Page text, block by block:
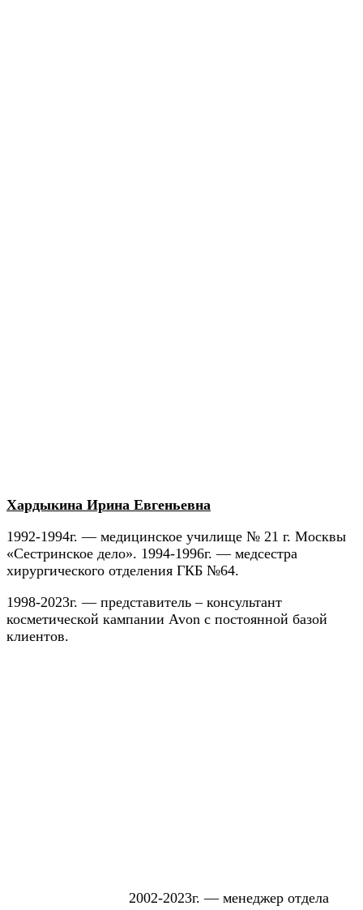
Хардыкина Ирина Евгеньевна
1992-1994г. — медицинское училище № 21 г. Москвы
«Сестринское дело». 1994-1996г. — медсестра
хирургического отделения ГКБ №64.
1998-2023г. — представитель – консультант
косметической кампании Avon с постоянной базой
клиентов.
2002-2023г. — менеджер отдела